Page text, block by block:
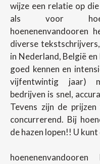
wijze een relatie op
als voor
hoenenenvandooren
diverse
in Nederland, België
goed kennen en
vijfentwintig jaar)
bedrijven is snel,
Tevens zijn de prijzen
concurrerend. Bij
de hazen lopen!! U